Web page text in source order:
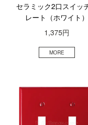
セラミック2口スイッ
レート（ホワイト）
1,375円